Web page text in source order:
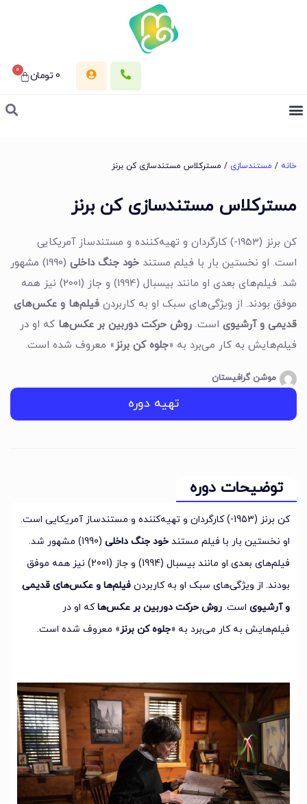
0 تومان 0
خانه / مستندسازی / مسترکلاس مستندسازی کن برنز
مسترکلاس مستندسازی کن برنز
کن برنز (1953-) کارگردان و تهیه‌کننده و مستندساز آمریکایی
است. او نخستین بار با فیلم مستند خود جنگ داخلی
(1990) مشهور
شد. فیلم‌های بعدی او مانند بیسبال (1994) و جاز (2001) نیز همه
موفق بودند. از ویژگی‌های سبک او به کاربردن فیلم‌ها و عکس‌های
قدیمی و آرشیوی است. روش حرکت دوربین بر عکس‌ها که او در
فیلم‌هایش به کار می‌برد به «جلوه کن برنز » معروف شده است.
موشن گرافیستان
تهیه دوره
توضیحات دوره
کن برنز (1953-) کارگردان و تهیه‌کننده و مستندساز آمریکایی است.
او نخستین بار با فیلم مستند خود جنگ داخلی
(1990) مشهور شد.
فیلم‌های بعدی او مانند بیسبال (1994) و جاز (2001) نیز همه موفق
بودند. از ویژگی‌های سبک او به کاربردن فیلم‌ها و عکس‌های قدیمی
و آرشیوی است. روش حرکت دوربین بر عکس‌هاکه او در
فیلم‌هایش به کار می‌برد به «جلوه کن برنز» معروف شده است.